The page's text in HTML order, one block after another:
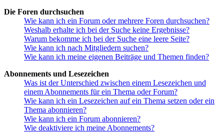
Die Foren durchsuchen
Wie kann ich ein Forum oder mehrere Foren durchsuchen?
Weshalb erhalte ich bei der Suche keine Ergebnisse?
Warum bekomme ich bei der Suche eine leere Seite?
Wie kann ich nach Mitgliedern suchen?
Wie kann ich meine eigenen Beiträge und Themen finden?
Abonnements und Lesezeichen
Was ist der Unterschied zwischen einem Lesezeichen und
einem Abonnements für ein Thema oder Forum?
Wie kann ich ein Lesezeichen auf ein Thema setzen oder ein
Thema abonnieren?
Wie kann ich ein Forum abonnieren?
Wie deaktiviere ich meine Abonnements?